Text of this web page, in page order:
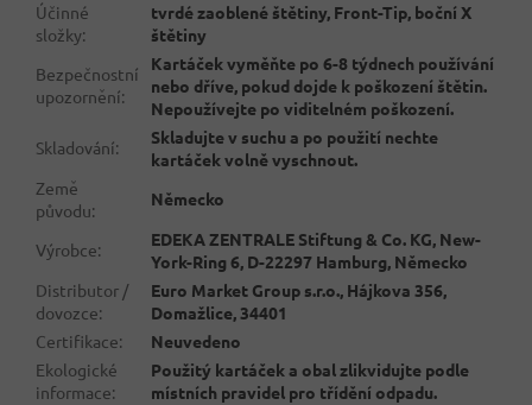
Účinné
složky:
tvrdé zaoblené štětiny, Front-Tip, boční X
štětiny
Bezpečnostní
upozornění:
Kartáček vyměňte po 6-8 týdnech používání
nebo dříve, pokud dojde k poškození štětin.
Nepoužívejte po viditelném poškození.
Skladování:
Skladujte v suchu a po použití nechte
kartáček volně vyschnout.
Země
původu:
Německo
Výrobce:
EDEKA ZENTRALE Stiftung & Co. KG, New-
York-Ring 6, D-22297 Hamburg, Německo
Distributor /
dovozce:
Euro Market Group s.r.o., Hájkova 356,
Domažlice, 34401
Certifikace:
Neuvedeno
Ekologické
informace:
Použitý kartáček a obal zlikvidujte podle
místních pravidel pro třídění odpadu.